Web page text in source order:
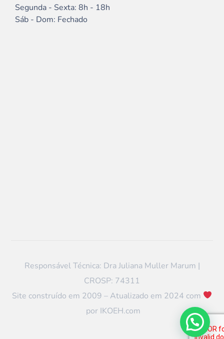
Segunda - Sexta: 8h - 18h
Sáb - Dom: Fechado
Responsável Técnica: Dra Juliana Muller Marum |
CROSP: 74311
Site construído em 2009 – Atualizado em 2024 com
por IKOEH.com